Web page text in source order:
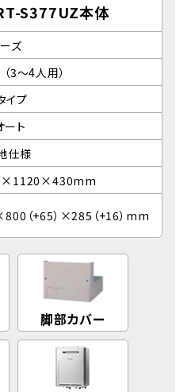
S377UZ本体
ズ
3〜4人用）
イプ
ート
仕様
（+65）×285（+16）mm
脚部カバー